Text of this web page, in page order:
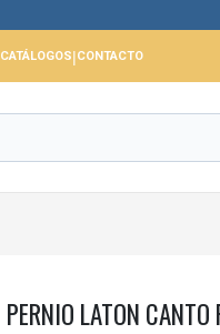
📢
CATÁLOGOS|CONTACTO
PERNIO LATON